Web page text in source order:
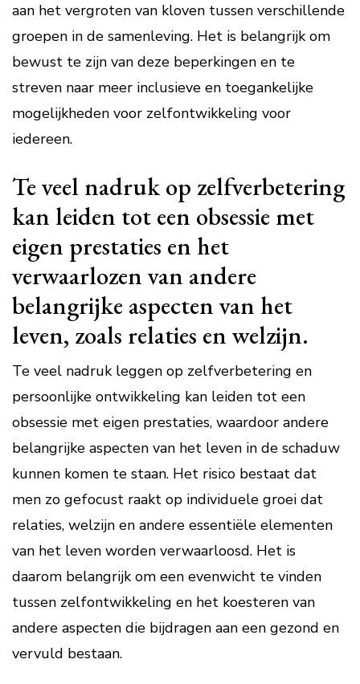
aan het vergroten van kloven tussen verschillende
groepen in de samenleving. Het is belangrijk om
bewust te zijn van deze beperkingen en te
streven naar meer inclusieve en toegankelijke
mogelijkheden voor zelfontwikkeling voor
iedereen.
Te veel nadruk op zelfverbetering
kan leiden tot een obsessie met
eigen prestaties en het
verwaarlozen van andere
belangrijke aspecten van het
leven, zoals relaties en welzijn.
Te veel nadruk leggen op zelfverbetering en
persoonlijke ontwikkeling kan leiden tot een
obsessie met eigen prestaties, waardoor andere
belangrijke aspecten van het leven in de schaduw
kunnen komen te staan. Het risico bestaat dat
men zo gefocust raakt op individuele groei dat
relaties, welzijn en andere essentiële elementen
van het leven worden verwaarloosd. Het is
daarom belangrijk om een evenwicht te vinden
tussen zelfontwikkeling en het koesteren van
andere aspecten die bijdragen aan een gezond en
vervuld bestaan.